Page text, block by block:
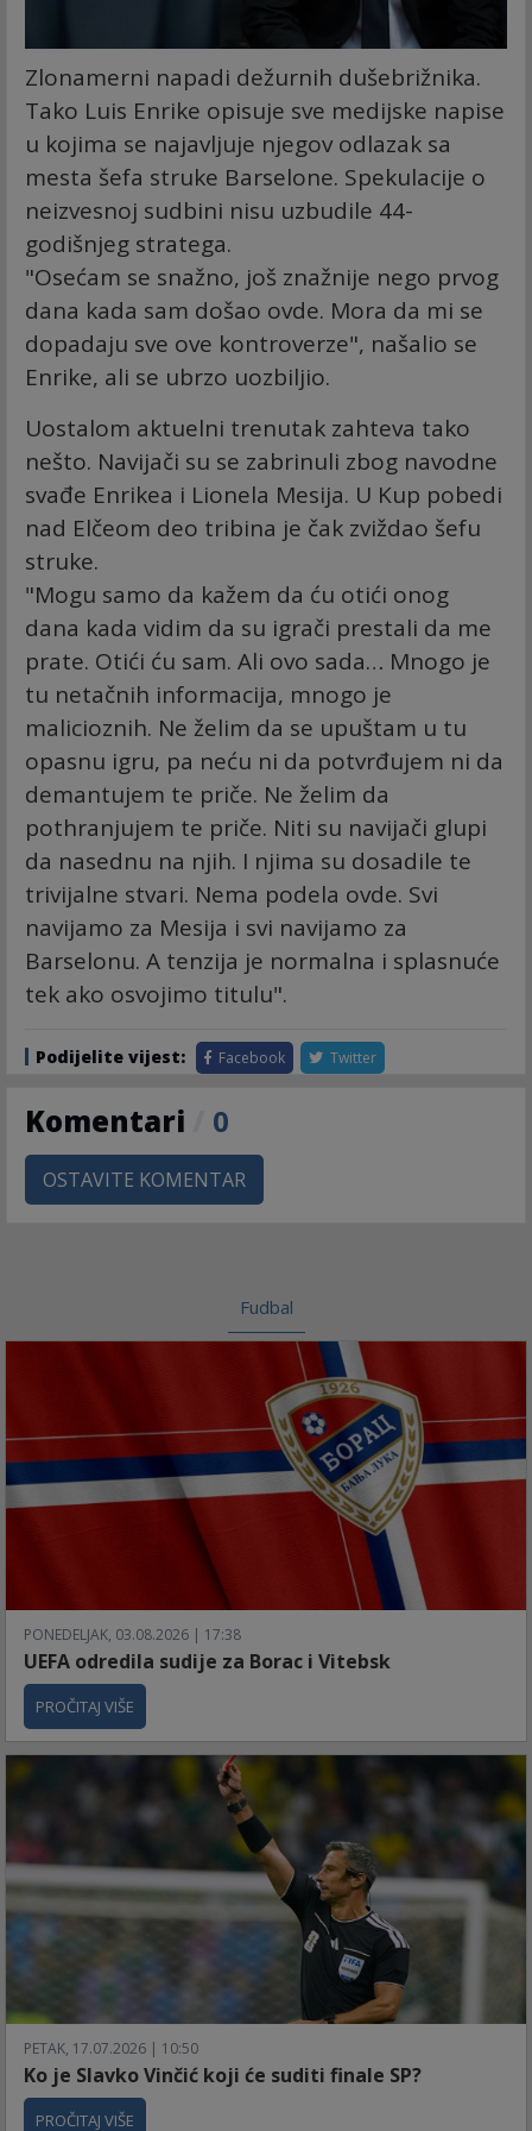
Zlonamerni napadi dežurnih dušebrižnika.
Tako Luis Enrike opisuje sve medijske napise
u kojima se najavljuje njegov odlazak sa
mesta šefa struke Barselone. Spekulacije o
neizvesnoj sudbini nisu uzbudile 44-
godišnjeg stratega.
"Osećam se snažno, još znažnije nego prvog
dana kada sam došao ovde. Mora da mi se
dopadaju sve ove kontroverze", našalio se
Enrike, ali se ubrzo uozbiljio.
Uostalom aktuelni trenutak zahteva tako
nešto. Navijači su se zabrinuli zbog navodne
svađe Enrikea i Lionela Mesija. U Kup pobedi
nad Elčeom deo tribina je čak zviždao šefu
struke.
"Mogu samo da kažem da ću otići onog
dana kada vidim da su igrači prestali da me
prate. Otići ću sam. Ali ovo sada… Mnogo je
tu netačnih informacija, mnogo je
malicioznih. Ne želim da se upuštam u tu
opasnu igru, pa neću ni da potvrđujem ni da
demantujem te priče. Ne želim da
pothranjujem te priče. Niti su navijači glupi
da nasednu na njih. I njima su dosadile te
trivijalne stvari. Nema podela ovde. Svi
navijamo za Mesija i svi navijamo za
Barselonu. A tenzija je normalna i splasnuće
tek ako osvojimo titulu".
Podijelite vijest: Facebook Twitter
Komentari 0
OSTAVITE KOMENTAR
Fudbal
PONEDELJAK, 03.08.2026 | 17:38
UEFA odredila sudije za Borac i Vitebsk
PROČITAJ VIŠE
PETAK, 17.07.2026 | 10:50
Ko je Slavko Vinčić koji će suditi finale SP?
PROČITAJ VIŠE